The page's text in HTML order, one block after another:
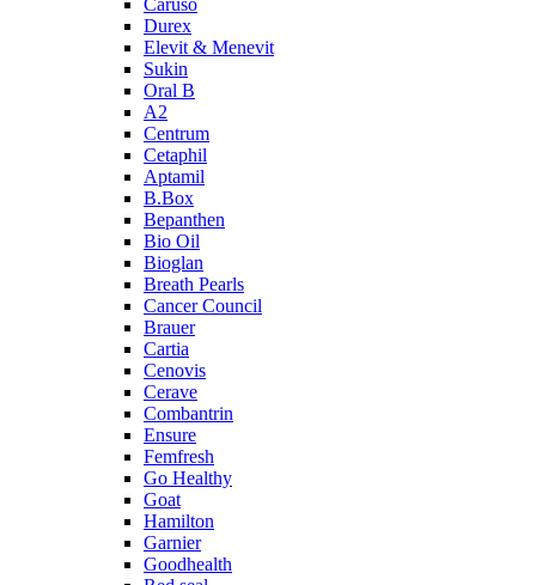
Caruso
Durex
Elevit & Menevit
Sukin
Oral B
A2
Centrum
Cetaphil
Aptamil
B.Box
Bepanthen
Bio Oil
Bioglan
Breath Pearls
Cancer Council
Brauer
Cartia
Cenovis
Cerave
Combantrin
Ensure
Femfresh
Go Healthy
Goat
Hamilton
Garnier
Goodhealth